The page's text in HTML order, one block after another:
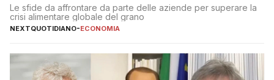
Le sfide da affrontare da parte delle aziende per superare la
crisi alimentare globale del grano
NEXTQUOTIDIANO-ECONOMIA